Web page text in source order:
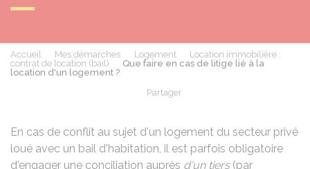
Accueil Mes démarches Logement
Location immobilière :
contrat de location (bail)
Que faire en cas de litige lié à la
location d'un logement ?
Partager
En cas de conflit au sujet d'un logement du secteur privé
loué avec un bail d'habitation, il est parfois obligatoire
d'engager une conciliation auprès d'un tiers(par